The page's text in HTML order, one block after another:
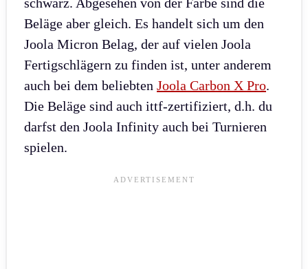
Beläge aber gleich. Es handelt sich um den
Joola Micron Belag, der auf vielen Joola
Fertigschlägern zu finden ist, unter anderem
auch bei dem beliebten Joola Carbon X Pro.
Die Beläge sind auch ittf-zertifiziert, d.h. du
darfst den Joola Infinity auch bei Turnieren
spielen.